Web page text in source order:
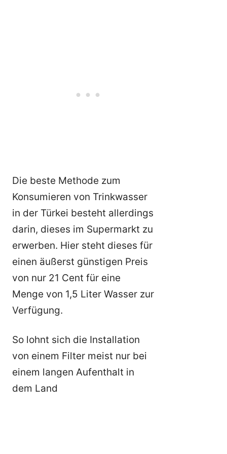
Die beste Methode zum
Konsumieren von Trinkwasser
in der Türkei besteht allerdings
darin, dieses im Supermarkt zu
erwerben. Hier steht dieses für
einen äußerst günstigen Preis
von nur 21 Cent für eine
Menge von 1,5 Liter Wasser zur
Verfügung.
So lohnt sich die Installation
von einem Filter meist nur bei
einem langen Aufenthalt in
dem Land